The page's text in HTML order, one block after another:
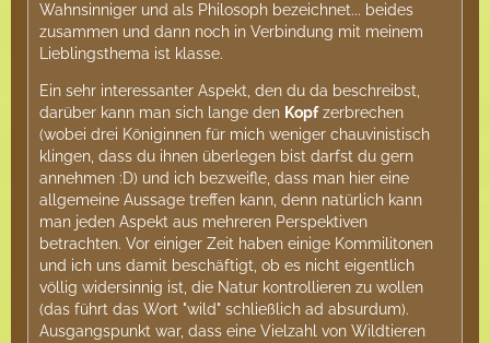
Wahnsinniger und als Philosoph bezeichnet... beides
zusammen und dann noch in Verbindung mit meinem
Lieblingsthema ist klasse.
Ein sehr interessanter Aspekt, den du da beschreibst,
darüber kann man sich lange den Kopfzerbrechen
(wobei drei Königinnen für mich weniger chauvinistisch
klingen, dass du ihnen überlegen bist darfst du gern
annehmen :D) und ich bezweifle, dass man hier eine
allgemeine Aussage treffen kann, denn natürlich kann
man jeden Aspekt aus mehreren Perspektiven
betrachten. Vor einiger Zeit haben einige Kommilitonen
und ich uns damit beschäftigt, ob es nicht eigentlich
völlig widersinnig ist, die Natur kontrollieren zu wollen
(das führt das Wort "wild" schließlich ad absurdum).
Ausgangspunkt war, dass eine Vielzahl von Wildtieren